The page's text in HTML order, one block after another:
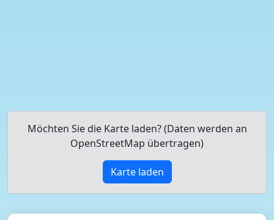
Möchten Sie die Karte laden? (Daten werden an
OpenStreetMap übertragen)
Karte laden